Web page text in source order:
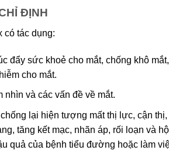
ĐỊNH
có tác dụng:
đẩy sức khoẻ cho mắt, chống khô
cho mắt.
nhìn và các vấn đề về mắt.
lại hiện tượng mất thị lực, cận
tăng kết mạc, nhãn áp, rối loạn và
quả của bệnh tiểu đường hoặc làm